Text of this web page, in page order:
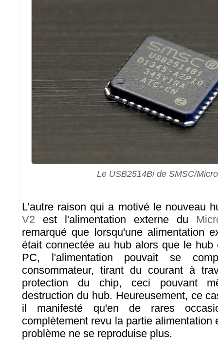
Le USB2514Bi de SMSC/
L'autre raison qui a motivé le nouveau
V2 est l'alimentation externe du
remarqué que lorsqu'une alimentation
était connectée au hub alors que le hub
PC, l'alimentation pouvait se
consommateur, tirant du courant à
protection du chip, ceci pouvant
destruction du hub. Heureusement, ce
il manifesté qu'en de rares
complètement revu la partie alimentation
problème ne se reproduise plus.